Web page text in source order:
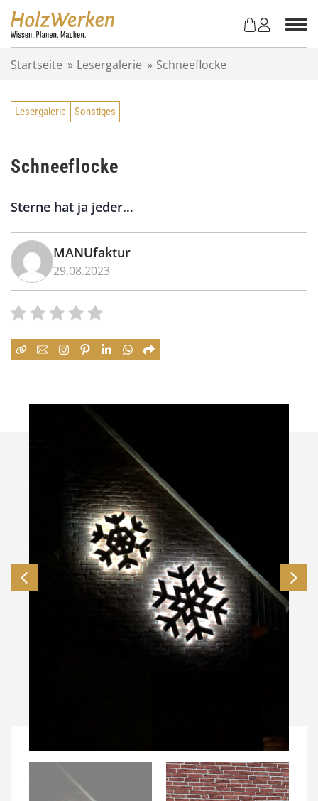
Startseite » Lesergalerie » Schneeflocke
Lesergalerie Sonstiges
Schneeflocke
Sterne hat ja jeder…
MANUfaktur
29.08.2023